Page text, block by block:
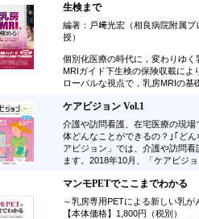
生検まで
編著：戸﨑光宏（相良病院附属
授）
個別化医療の時代に，変わりゆ
MRIガイド下生検の保険収載によ
ローバルな視点で，乳房MRIの
ケアビジョン Vol.1
介護や訪問看護、在宅医療の現
体どんなことができるの？｣｢ど
アビジョン」では、介護や訪問
ます。2018年10月、「ケアビジ
マンモPETでここまでわかる
～乳房専用PETによる新しい乳が
【本体価格】1,800円（税別）